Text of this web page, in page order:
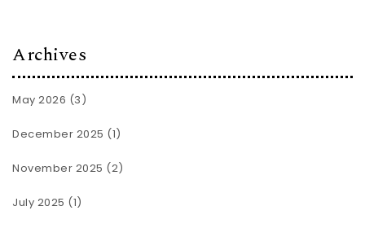
Archives
May 2026 (3)
December 2025 (1)
November 2025 (2)
July 2025 (1)